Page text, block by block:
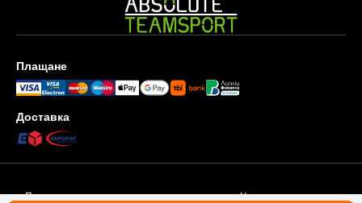
Плащане
Доставка
Поверителност и защита на личните данни Условия за ползване